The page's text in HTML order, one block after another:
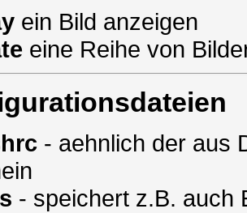
ein Bild anzeigen
eine Reihe von
- aehnlich der aus
- speichert z.B. auch